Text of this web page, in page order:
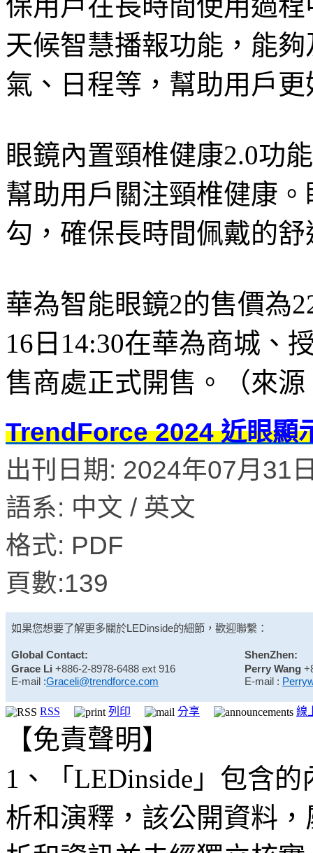
天候智慧播報功能，能
氣、日程等，幫助用戶
眼鏡內置頸椎健康2.0功
幫助用戶關注頸椎健康
勾，確保長時間佩戴的舒
華為智能眼鏡2的售價為
16日14:30在華為商城、
售商處正式開售。（來
TrendForce 2024 近眼顯
出刊日期: 2024年07月31
語系: 中文 / 英文
格式: PDF
頁數:139
如果您想要了解更多關於LEDinside的細節，歡迎聯繫：
Global Contact:
ShenZhen:
Grace Li +886-2-8978-6488 ext 916
E-mail :Graceli@trendforce.com
Perry Wang
E-mail :
RSS 列印 分享 線
【免責聲明】
1、「LEDinside」包含
析和演釋，該公開資料